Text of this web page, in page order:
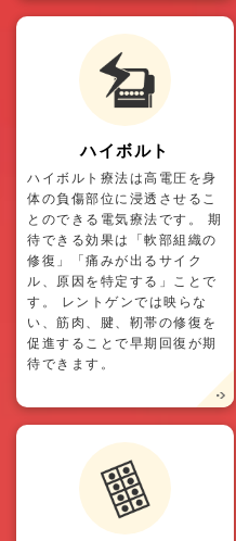
ハイボルト
ハイボルト療法は高電圧を身
体の負傷部位に浸透させるこ
とのできる電気療法です。 期
待できる効果は「軟部組織の
修復」「痛みが出るサイク
ル、原因を特定する」ことで
す。 レントゲンでは映らな
い、筋肉、腱、靭帯の修復を
促進することで早期回復が期
待できます。